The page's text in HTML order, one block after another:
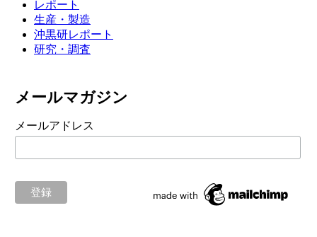
レポート
生産・製造
沖黒研レポート
研究・調査
メールマガジン
メールアドレス